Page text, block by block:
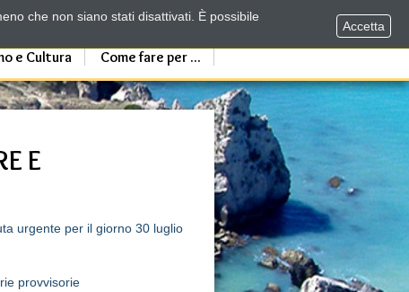
e Cultura Come fare per ...
E
urgente per il giorno 30 luglio
provvisorie
che non siano stati disattivati. È possibile
Accetta